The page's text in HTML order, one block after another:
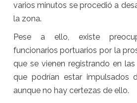
varios minutos se procedió a
la zona.
Pese a ello, existe
funcionarios portuarios por la
que se vienen registrando en
que podrían estar impulsados
aunque no hay certezas de ello.